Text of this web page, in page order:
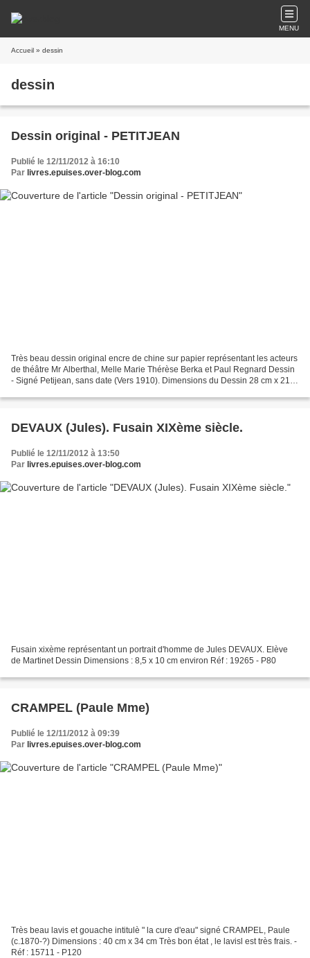
MENU
Accueil » dessin
dessin
Dessin original - PETITJEAN
Publié le 12/11/2012 à 16:10
Par livres.epuises.over-blog.com
Très beau dessin original encre de chine sur papier représentant les acteurs
de théâtre Mr Alberthal, Melle Marie Thérèse Berka et Paul Regnard Dessin
- Signé Petijean, sans date (Vers 1910). Dimensions du Dessin 28 cm x 21
DEVAUX (Jules). Fusain XIXème siècle.
Publié le 12/11/2012 à 13:50
Par livres.epuises.over-blog.com
Fusain xixème représentant un portrait d'homme de Jules DEVAUX. Elève
de Martinet Dessin Dimensions : 8,5 x 10 cm environ Réf : 19265 - P80
CRAMPEL (Paule Mme)
Publié le 12/11/2012 à 09:39
Par livres.epuises.over-blog.com
Très beau lavis et gouache intitulè " la cure d'eau" signé CRAMPEL, Paule
(c.1870-?) Dimensions : 40 cm x 34 cm Très bon état , le lavisl est très frais. -
Réf : 15711 - P120